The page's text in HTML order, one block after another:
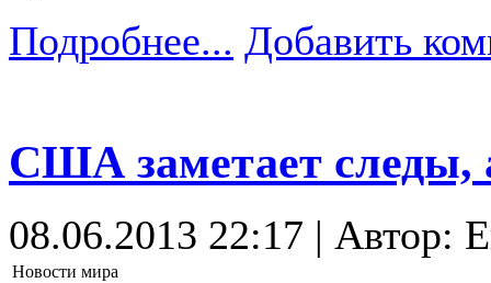
Подробнее... Добавить
США заметает следы,
08.06.2013 22:17 | Автор:
Новости мира